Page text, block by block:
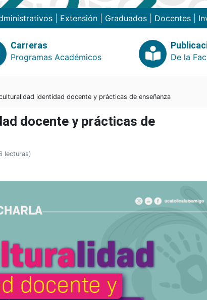
| Extensión| Graduados| Docentes|
Carreras
Programas Académicos
De la
identidad docente y prácticas de enseñanza
docente y prácticas de
lecturas)